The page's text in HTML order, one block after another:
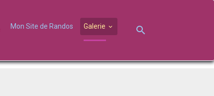
Mon Site de Randos Galerie